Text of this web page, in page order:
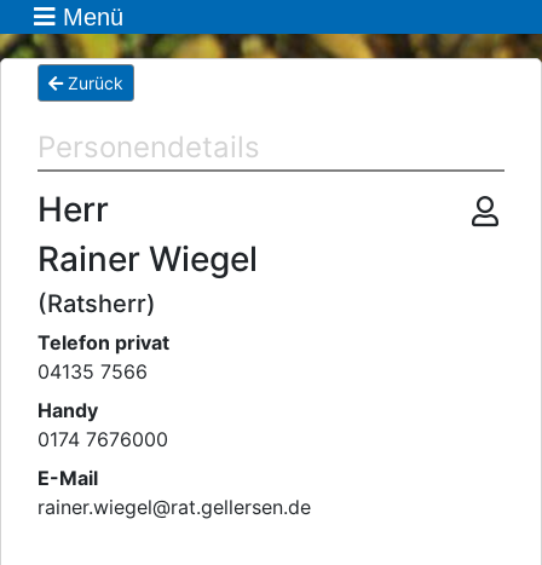
Menü
Zurück
Personendetails
Herr
Rainer Wiegel
(Ratsherr)
Telefon privat
04135 7566
Handy
0174 7676000
E-Mail
rainer.wiegel@rat.gellersen.de